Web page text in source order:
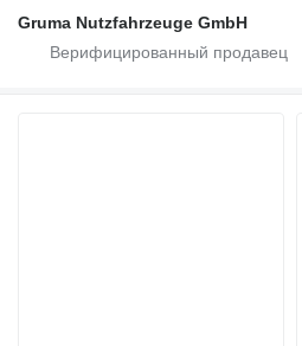
Gruma Nutzfahrzeuge GmbH